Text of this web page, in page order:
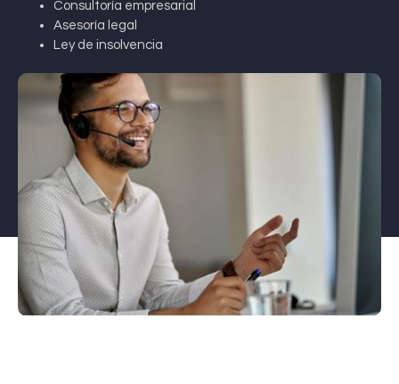
Consultoría empresarial
Asesoría legal
Ley de insolvencia